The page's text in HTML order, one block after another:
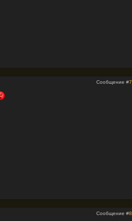
Сообщение #7
Сообщение #8